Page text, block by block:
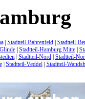
| Stadtteil-Bahrenfeld| Stadtteil-
| Stadtteil-Hamburg Mitte |
| Stadtteil-Nord| Stadtteil-
| Stadtteil-Veddel| Stadtteil-